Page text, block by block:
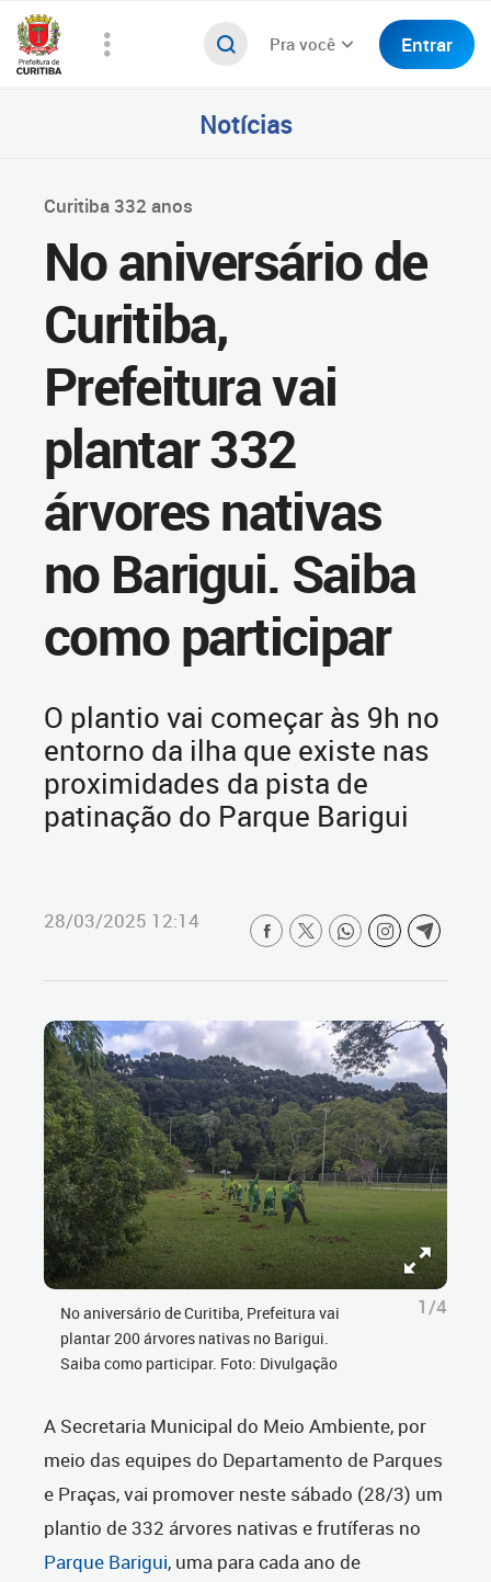
Pra você Entrar
Notícias
Curitiba 332 anos
No aniversário de
Curitiba,
Prefeitura vai
plantar 332
árvores nativas
no Barigui. Saiba
como participar
O plantio vai começar às 9h no
entorno da ilha que existe nas
proximidades da pista de
patinação do Parque Barigui
28/03/2025 12:14
No aniversário de Curitiba, Prefeitura vai
plantar 200 árvores nativas no Barigui.
Saiba como participar. Foto: Divulgação
1/4
A Secretaria Municipal do Meio Ambiente, por
meio das equipes do Departamento de Parques
e Praças, vai promover neste sábado (28/3) um
plantio de 332 árvores nativas e frutíferas no
Parque Barigui, uma para cada ano de